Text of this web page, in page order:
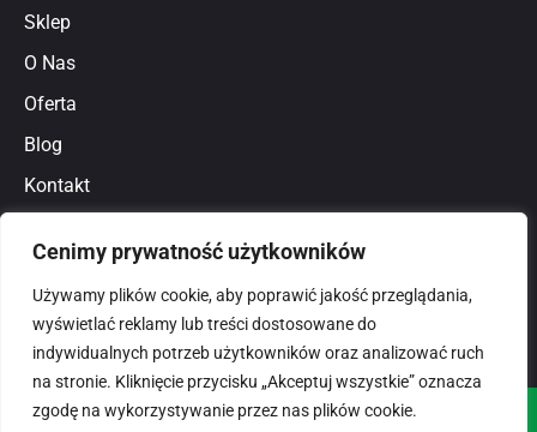
Cenimy prywatność użytkowników
Używamy plików cookie, aby poprawić jakość przeglądania,
wyświetlać reklamy lub treści dostosowane do
indywidualnych potrzeb użytkowników oraz analizować ruch
na stronie. Kliknięcie przycisku „Akceptuj wszystkie” oznacza
zgodę na wykorzystywanie przez nas plików cookie.
Sklep
O Nas
Oferta
Blog
Kontakt
Polityka prywatności